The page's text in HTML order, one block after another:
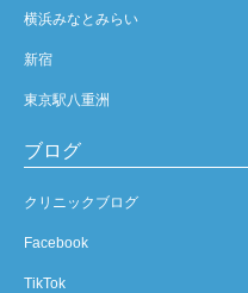
横浜みなとみらい
新宿
東京駅八重洲
ブログ
クリニックブログ
Facebook
TikTok